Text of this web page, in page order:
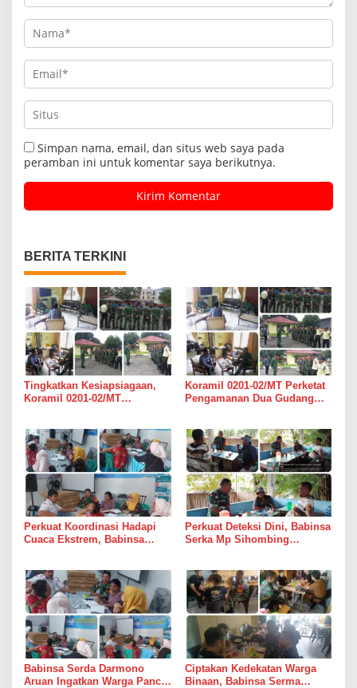
Simpan nama, email, dan situs web saya pada
peramban ini untuk komentar saya berikutnya.
BERITA TERKINI
Tingkatkan Kesiapsiagaan,
Koramil 0201-02/MT
Koramil 0201-02/MT Perketat
Pengamanan Dua Gudang
Perkuat Koordinasi Hadapi
Cuaca Ekstrem, Babinsa
Langkah Mitigasi
Perkuat Deteksi Dini, Babinsa
Serka Mp Sihombing
Babinsa Serda Darmono
Aruan Ingatkan Warga Pancur
Ciptakan Kedekatan Warga
Binaan, Babinsa Serma